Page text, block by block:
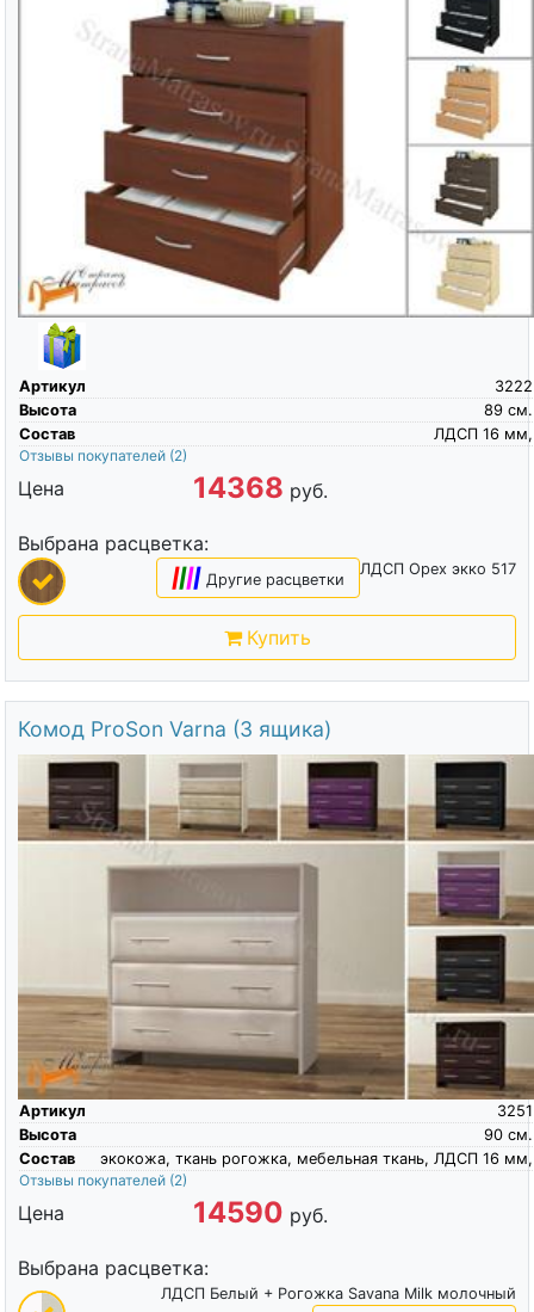
Артикул
3222
Высота
см.
89
Состав
ЛДСП 16 мм,
Отзывы покупателей (2)
Цена 14368 руб.
Выбрана расцветка:
ЛДСП Орех экко 517
|||| Другие расцветки
Купить
Комод ProSon Varna (3 ящика)
Артикул
3251
Высота
см.
90
Состав
экокожа, ткань рогожка, мебельная ткань, ЛДСП 16 мм,
Отзывы покупателей (2)
Цена 14590 руб.
Выбрана расцветка:
ЛДСП Белый + Рогожка Savana Milk молочный